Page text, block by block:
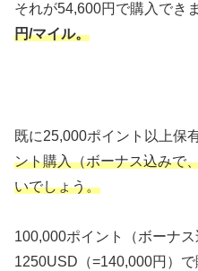
それが54,600円で購入でき
円/マイル。
既に25,000ポイント以上保
ント購入（ボーナス込みで
いでしょう。
100,000ポイント（ボーナ
1250USD（=140,000円）で